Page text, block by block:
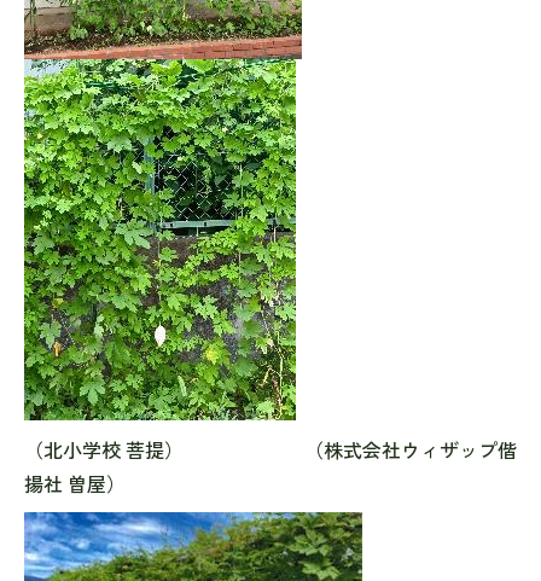
（北小学校 菩提） （株式会社ウィザップ偕
揚社 曽屋）